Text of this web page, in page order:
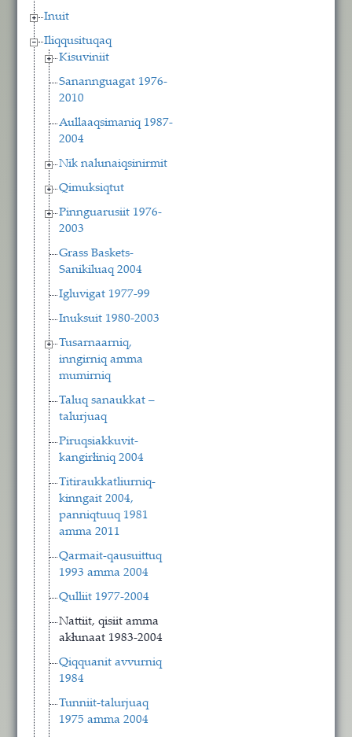
Inuit
Iliqqusituqaq
Kisuviniit
Sanannguagat 1976-
2010
Aullaaqsimaniq 1987-
2004
Nik nalunaiqsinirmit
Qimuksiqtut
Pinnguarusiit 1976-
2003
Grass Baskets-
Sanikiluaq 2004
Igluvigat 1977-99
Inuksuit 1980-2003
Tusarnaarniq,
inngirniq amma
mumirniq
Taluq sanaukkat –
talurjuaq
Piruqsiakkuvit-
kangirłiniq 2004
Titiraukkatliurniq-
kinngait 2004,
panniqtuuq 1981
amma 2011
Qarmait-qausuittuq
1993 amma 2004
Qulliit 1977-2004
Nattiit, qisiit amma
akłunaat 1983-2004
Qiqquanit avvurniq
1984
Tunniit-talurjuaq
1975 amma 2004